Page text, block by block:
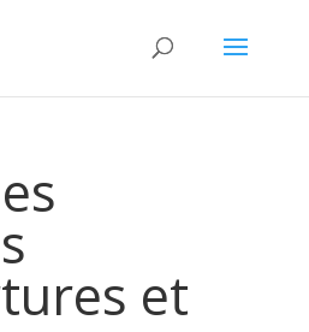
et